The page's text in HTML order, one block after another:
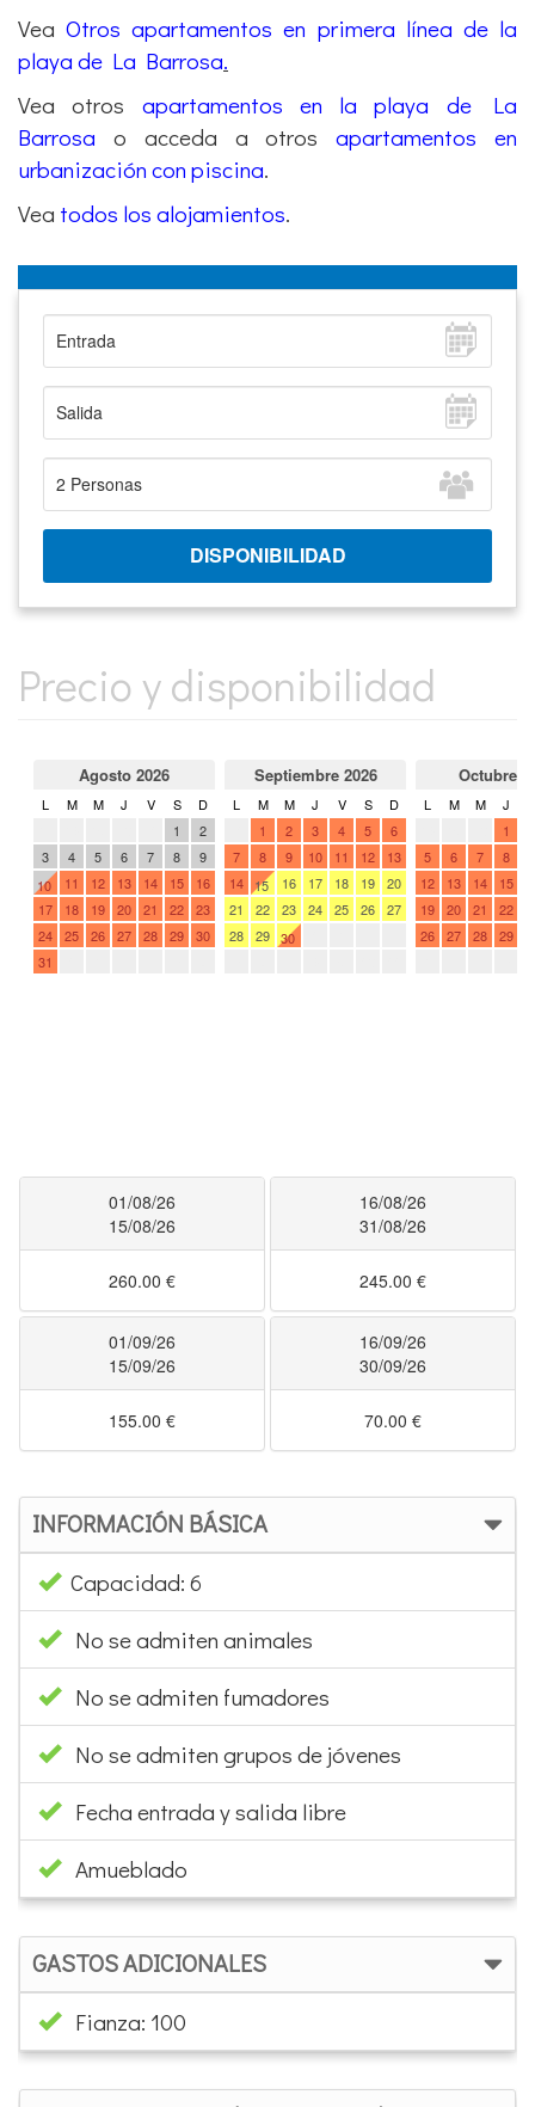
Vea Otros apartamentos en primera línea de la
playa de La Barrosa.
Vea otros apartamentos en la playa de La
Barrosa o acceda a otrosapartamentos en
urbanización con piscina.
Vea todos los alojamientos.
Precio y disponibilidad
01/08/26
15/08/26
260.00 €
16/08/26
31/08/26
245.00 €
01/09/26
15/09/26
155.00 €
16/09/26
30/09/26
70.00 €
INFORMACIÓN BÁSICA
Capacidad: 6
No se admiten animales
No se admiten fumadores
No se admiten grupos de jóvenes
Fecha entrada y salida libre
Amueblado
GASTOS ADICIONALES
Fianza: 100